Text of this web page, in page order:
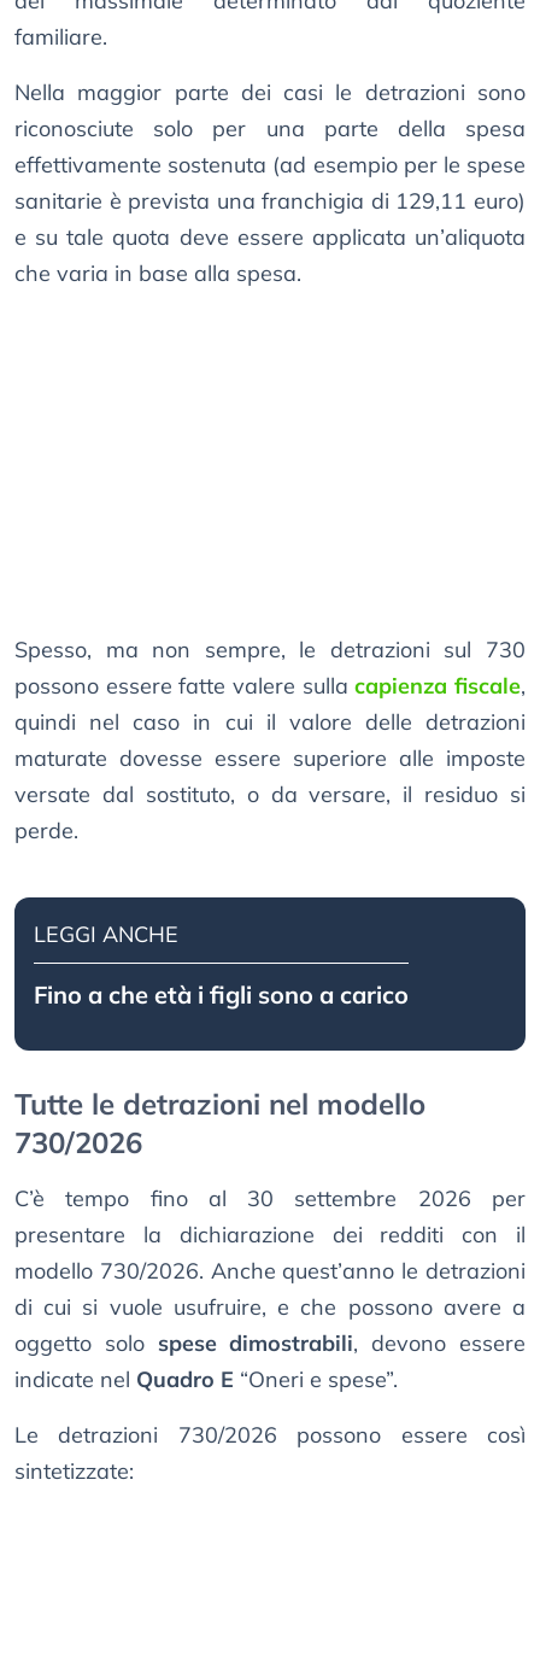
familiare.
Nella maggior parte dei casi le detrazioni sono
riconosciute solo per una parte della spesa
effettivamente sostenuta (ad esempio per le spese
sanitarie è prevista una franchigia di 129,11 euro)
e su tale quota deve essere applicata un’aliquota
che varia in base alla spesa.
Spesso, ma non sempre, le detrazioni sul 730
possono essere fatte valere sullacapienza fiscale,
quindi nel caso in cui il valore delle detrazioni
maturate dovesse essere superiore alle imposte
versate dal sostituto, o da versare, il residuo si
perde.
LEGGI ANCHE
Fino a che età i figli sono a carico
Tutte le detrazioni nel modello
730/2026
C’è tempo fino al 30 settembre 2026 per
presentare la dichiarazione dei redditi con il
modello 730/2026. Anche quest’anno le detrazioni
di cui si vuole usufruire, e che possono avere a
oggetto solo spese dimostrabili, devono essere
indicate nel Quadro E “Oneri e spese”.
Le detrazioni 730/2026 possono essere così
sintetizzate: